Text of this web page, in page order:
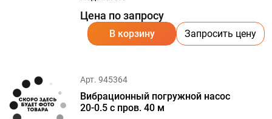
Цена по запросу
В корзину Запросить цену
Арт. 945364
Вибрационный погружной насос
20-0.5 с пров. 40 м